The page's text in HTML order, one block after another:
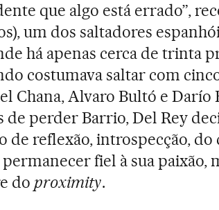
que algo está errado”,
um dos saltadores
há apenas cerca de trinta
costumava saltar com
Chana, Alvaro Bultó e
de perder Barrio, Del Rey
de reflexão, introspecção,
fiel à sua paixão,
do proximity.